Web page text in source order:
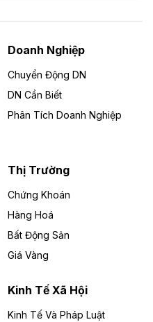
điện Bắc Giang do
trường Bắc Giang làm
‘hệ sinh thái’
vốn của Công ty Cổ
Lai (HoSE: DLG) được
tỷ đồng.
ha đất làm khu
Doanh Nghiệp
Chuyển Động DN
DN Cần Biết
Phân Tích Doanh Nghiệp
Thị Trường
Chứng Khoán
Hàng Hoá
Bất Động Sản
Giá Vàng
Kinh Tế Xã Hội
Kinh Tế Và Pháp Luật